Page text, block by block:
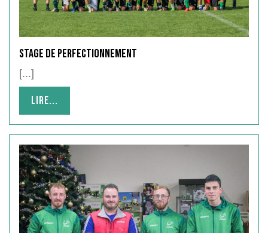
Stage de Perfectionnement
[...]
Lire...